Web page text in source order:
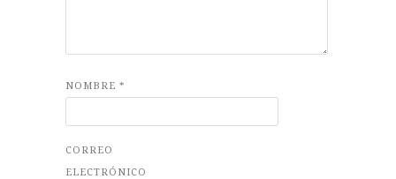
NOMBRE *
CORREO
ELECTRÓNICO